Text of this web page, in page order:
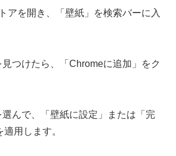
アを開き、「壁紙」を検索バーに入
つけたら、「Chromeに追加」をク
んで、「壁紙に設定」または「完
用します。